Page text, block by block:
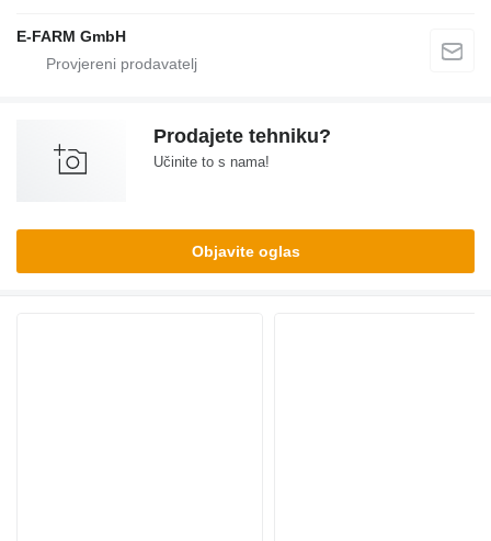
E-FARM GmbH
Prodajete tehniku?
Učinite to s nama!
Objavite oglas